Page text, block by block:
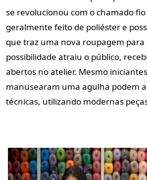
se revolucionou com o chamado
geralmente feito de poliéster e
que traz uma nova roupagem para
possibilidade atraiu o público,
abertos no atelier. Mesmo
manusearam uma agulha podem
técnicas, utilizando modernas